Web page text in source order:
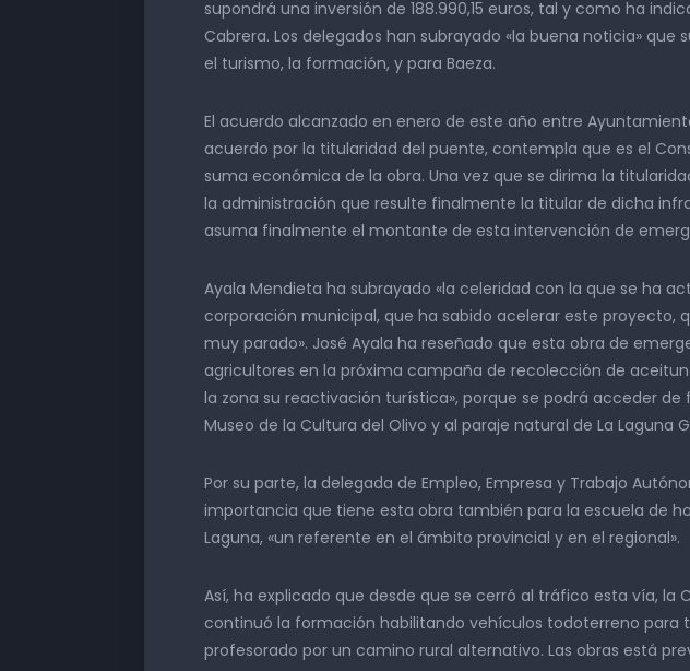
supondrá una inversión de 188.990,15 euros, tal y como ha
Cabrera. Los delegados han subrayado «la buena noticia» que
el turismo, la formación, y para Baeza.
El acuerdo alcanzado en enero de este año entre
acuerdo por la titularidad del puente, contempla que es el
suma económica de la obra. Una vez que se dirima la
la administración que resulte finalmente la titular de dicha
asuma finalmente el montante de esta intervención de
Ayala Mendieta ha subrayado «la celeridad con la que se ha
corporación municipal, que ha sabido acelerar este proyecto,
muy parado». José Ayala ha reseñado que esta obra de
agricultores en la próxima campaña de recolección de
la zona su reactivación turística», porque se podrá acceder
Museo de la Cultura del Olivo y al paraje natural de La Laguna
Por su parte, la delegada de Empleo, Empresa y Trabajo
importancia que tiene esta obra también para la escuela de
Laguna, «un referente en el ámbito provincial y en el regional».
Así, ha explicado que desde que se cerró al tráfico esta vía, la
continuó la formación habilitando vehículos todoterreno para
profesorado por un camino rural alternativo. Las obras está